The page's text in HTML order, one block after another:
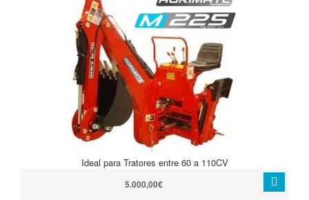
Ideal para Tratores entre 60 a 110CV
5.000,00€